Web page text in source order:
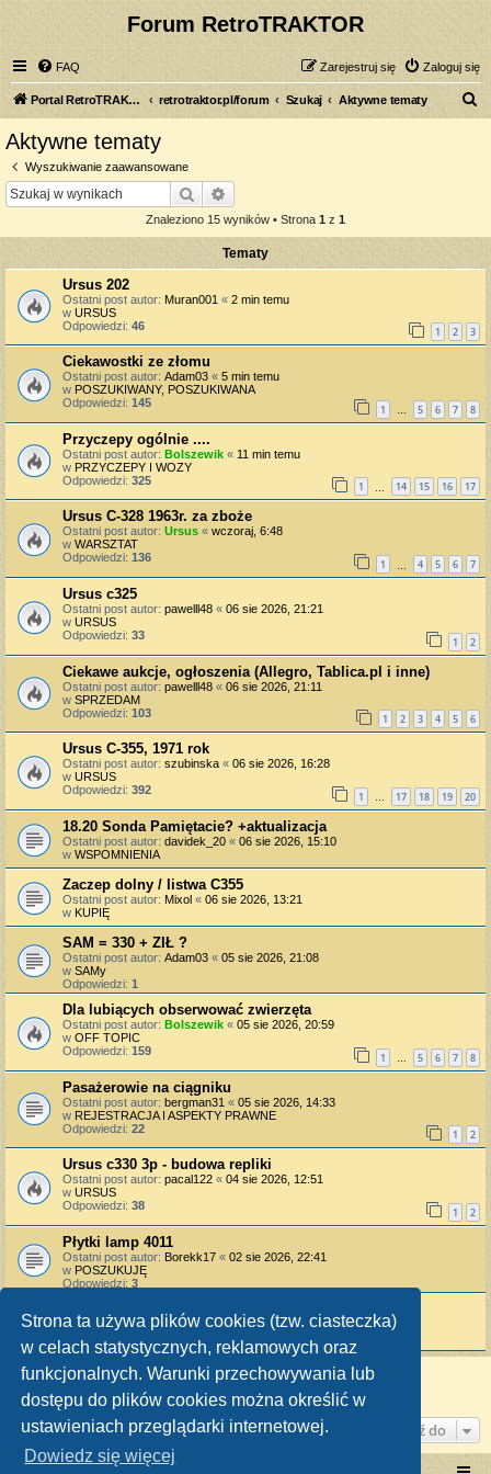
Strona ta używa plików cookies (tzw. ciasteczka)
w celach statystycznych, reklamowych oraz
funkcjonalnych. Warunki przechowywania lub
dostępu do plików cookies można określić w
ustawieniach przeglądarki internetowej.
Dowiedz się więcej
Forum RetroTRAKTOR
FAQ Zaloguj się
Zarejestruj się
Portal RetroTRAKTOR.pl retrotraktor.pl/forum Szukaj Aktywne tematy
Aktywne tematy
Wyszukiwanie zaawansowane
Szukaj
Znaleziono 15 wyników • Strona 1 z 1
Tematy
Ursus 202
Ostatni post autor: Muran001 « 2 min temu
w URSUS
Odpowiedzi: 46 1 2 3
Ciekawostki ze złomu
Ostatni post autor: Adam03 « 5 min temu
w POSZUKIWANY, POSZUKIWANA
Odpowiedzi: 145 1 … 5 6 7 8
Przyczepy ogólnie ....
Ostatni post autor: Bolszewik « 11 min temu
w PRZYCZEPY I WOZY
Odpowiedzi: 325 1 14 15 16 17
Ursus C-328 1963r. za zboże
Ostatni post autor: Ursus « wczoraj, 6:48
w WARSZTAT
Odpowiedzi: 136 1 4 5 6 7
Ursus c325
Ostatni post autor: pawelll48 « 06 sie 2026, 21:21
w URSUS
Odpowiedzi: 33 1 2
Ciekawe aukcje, ogłoszenia (Allegro, Tablica.pl i inne)
Ostatni post autor: pawelll48 « 06 sie 2026, 21:11
w SPRZEDAM
Odpowiedzi: 103 1 2 3 4 5 6
Ursus C-355, 1971 rok
Ostatni post autor: szubinska « 06 sie 2026, 16:28
w URSUS
Odpowiedzi: 392 1 … 17 18 19 20
18.20 Sonda Pamiętacie? +aktualizacja
Ostatni post autor: davidek_20 « 06 sie 2026, 15:10
w WSPOMNIENIA
Zaczep dolny / listwa C355
Ostatni post autor: Mixol « 06 sie 2026, 13:21
w KUPIĘ
SAM = 330 + ZIŁ ?
Ostatni post autor: Adam03 « 05 sie 2026, 21:08
w SAMy
Odpowiedzi: 1
Dla lubiących obserwować zwierzęta
Ostatni post autor: Bolszewik « 05 sie 2026, 20:59
w OFF TOPIC
Odpowiedzi: 159 1 … 5 6 7 8
Pasażerowie na ciągniku
Ostatni post autor: bergman31 « 05 sie 2026, 14:33
w REJESTRACJA I ASPEKTY PRAWNE
Odpowiedzi: 22 1 2
Ursus c330 3p - budowa repliki
Ostatni post autor: pacal122 « 04 sie 2026, 12:51
w URSUS
Odpowiedzi: 38 1 2
Płytki lamp 4011
Ostatni post autor: Borekk17 « 02 sie 2026, 22:41
w POSZUKUJĘ
Odpowiedzi: 3
Ostatni post autor: Aro«01 sie 2026, 18:51
Znaleziono 15 wyników • Strona1z 1
Przejdź do